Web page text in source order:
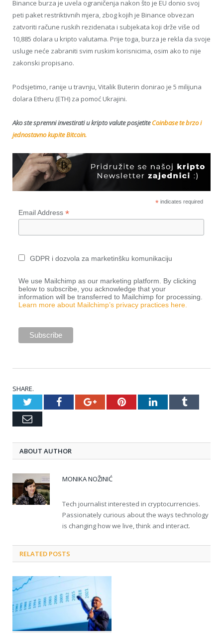
Binance burza je uvela ograničenja nakon što je EU donio svoj
peti paket restriktivnih mjera, zbog kojih je Binance obvezan
zatvoriti račune ruskih rezidenata i subjekata koji drže više od
10,885 dolara u kripto valutama. Prije toga, burza je rekla da svoje
usluge neće zabraniti svim ruskim korisnicima, osim ako to nije
zakonski propisano.
Podsjetimo, ranije u travnju, Vitalik Buterin donirao je 5 milijuna
dolara Etheru (ETH) za pomoć Ukrajini.
Ako ste spremni investirati u kripto valute posjetiteCoinbase te brzo i
jednostavno kupite Bitcoin.
*indicates required
Email Address *
GDPR i dozvola za marketinšku komunikaciju
We use Mailchimp as our marketing platform. By clicking
below to subscribe, you acknowledge that your
information will be transferred to Mailchimp for processing.
Learn more about Mailchimp’s privacy practices here.
SHARE.
TwitterFacebookGoogle+PinterestLinkedInTumblr
Email
ABOUT AUTHOR
MONIKA NOŽINIĆ
Tech journalist interested in cryptocurrencies.
Passionately curious about the ways technology
is changing how we live, think and interact.
RELATED POSTS